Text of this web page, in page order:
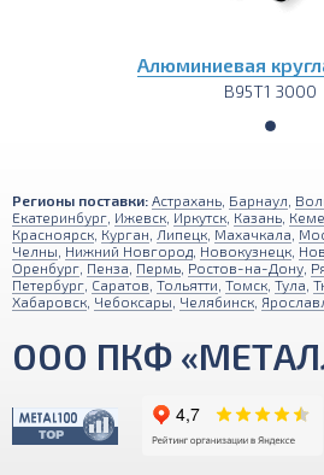
Алюминиевая
В95Т1 3000
Регионы поставки: Астрахань Барнаул
Екатеринбург Ижевск Иркутск Казань
Красноярск Курган Липецк Махачкала
Челны Нижний Новгород Новокузнецк
Оренбург Пенза Пермь Ростов-на-Дону
Петербург Саратов Тольятти Томск Тула
Хабаровск Чебоксары Челябинск
ООО ПКФ